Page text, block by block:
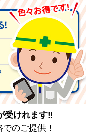
受けれます‼
のご提供！